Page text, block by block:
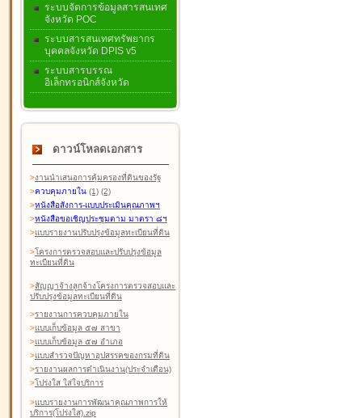
ระบบจัดการข้อมูลสารสนเทศ
จังหวัด POC
ระบบสารสนเทศทรัพยากร
บุคคลจังหวัด DPIS v5
ระบบสารบรรณ
อิเล็กทรอนิกส์จังหวัด
ดาวน์โหลดเอกสาร
>งานนำเสนอการคุ้มครองที่ดินของรัฐ
>ควบคุมภายใน (1) (2)
>หนังสือสังการ-แบบประเมินคุณภาพฯ
>หนังสือขอเชิญประชุมตาม มาตรา ๘ฯ
>แบบรายงานปรับปรุงข้อมูลทะเบียนที่ดิน
>โครงการตรวจสอบและปรับปรุงข้อมูล
ทะเบียนที่ดิน
>สัญญาจ้างลูกจ้างโครงการตรวจสอบและ
ปรับปรุงข้อมูลทะเบียนที่ดิน
>รายงานการควบคุมภายใน
>แบบเก็บข้อมูล ๕๗ สาขา
>แบบเก็บข้อมูล ๕๗ อำเภอ
>แบบสำรวจปัญหาอุปสรรคของกรมที่ดิน
>รายงานผลการดำเนินงาน(ประจำเดือน)
>โปร่งใส ใส่ใจบริการ
>แบบรายงานการพัฒนาคุณภาพการให้
บริการ(โปร่งใส).zip